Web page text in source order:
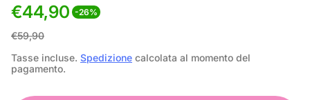
P
r
e
€44,90 -26%
P
r
e
€59,90
Tasse incluse. Spedizione calcolata al momento del
pagamento.